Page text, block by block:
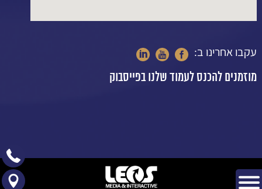
עקבו אחרינו ב:
מוזמנים להכנס לעמוד שלנו בפייסבוק